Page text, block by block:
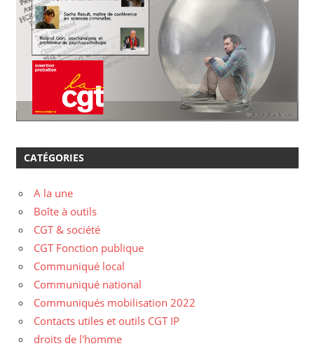
CATÉGORIES
A la une
Boîte à outils
CGT & société
CGT Fonction publique
Communiqué local
Communiqué national
Communiqués mobilisation 2022
Contacts utiles et outils CGT IP
droits de l'homme